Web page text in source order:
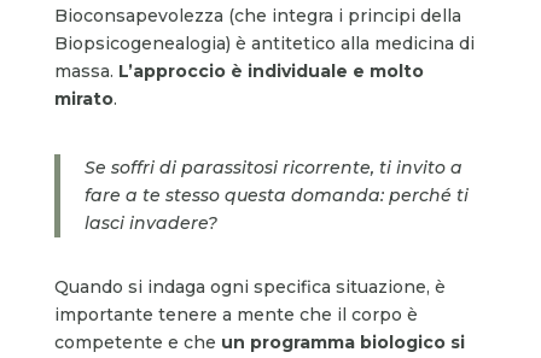
Bioconsapevolezza (che integra i principi della
Biopsicogenealogia) è antitetico alla medicina di
massa. L’approccio è individuale e molto
mirato.
Se soffri di parassitosi ricorrente, ti invito a
fare a te stesso questa domanda: perché ti
lasci invadere?
Quando si indaga ogni specifica situazione, è
importante tenere a mente che il corpo è
competente e che un programma biologico si